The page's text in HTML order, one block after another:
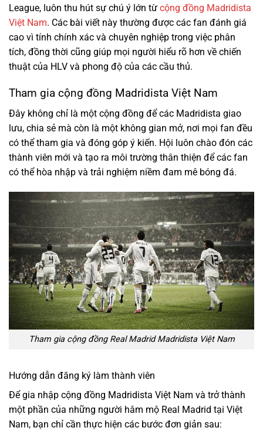
League, luôn thu hút sự chú ý lớn từ cộng đồng Madridista
Việt Nam. Các bài viết này thường được các fan đánh giá
cao vì tính chính xác và chuyên nghiệp trong việc phân
tích, đồng thời cũng giúp mọi người hiểu rõ hơn về chiến
thuật của HLV và phong độ của các cầu thủ.
Tham gia cộng đồng Madridista Việt Nam
Đây không chỉ là một cộng đồng để các Madridista giao
lưu, chia sẻ mà còn là một không gian mở, nơi mọi fan đều
có thể tham gia và đóng góp ý kiến. Hội luôn chào đón các
thành viên mới và tạo ra môi trường thân thiện để các fan
có thể hòa nhập và trải nghiệm niềm đam mê bóng đá.
Tham gia cộng đồng Real Madrid Madridista Việt Nam
Hướng dẫn đăng ký làm thành viên
Để gia nhập cộng đồng Madridista Việt Nam và trở thành
một phần của những người hâm mộ Real Madrid tại Việt
Nam, bạn chỉ cần thực hiện các bước đơn giản sau: